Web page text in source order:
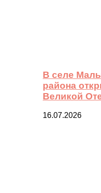
В селе
района
Великой
16.07.2026